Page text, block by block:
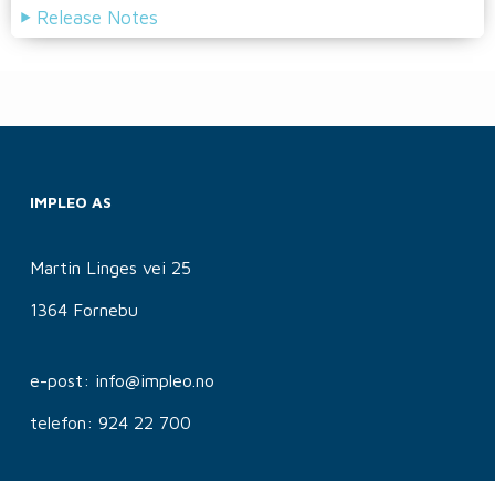
Release Notes
IMPLEO AS
Martin Linges vei 25
1364 Fornebu
e-post: info@impleo.no
telefon: 924 22 700